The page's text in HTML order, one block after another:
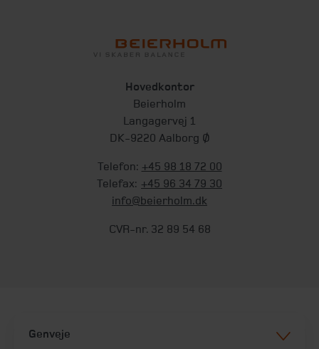
Hovedkontor
Beierholm
Langagervej 1
DK-9220 Aalborg Ø
Telefon: +45 98 18 72 00
Telefax: +45 96 34 79 30
info@beierholm.dk
CVR-nr. 32 89 54 68
Genveje